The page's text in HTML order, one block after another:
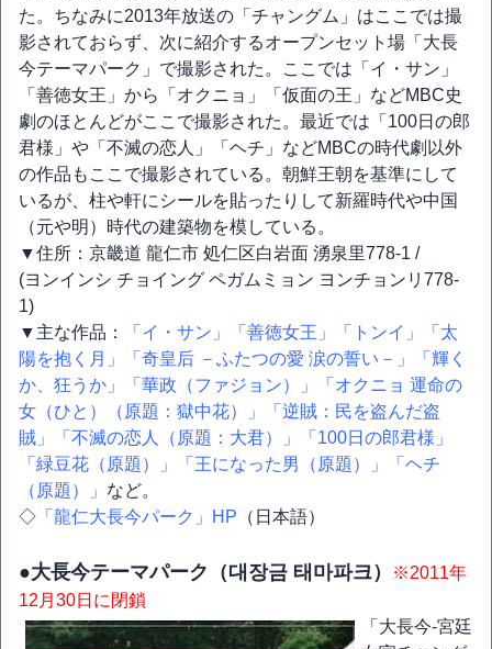
た。ちなみに2013年放送の「チャングム」はここでは撮
影されておらず、次に紹介するオープンセット場「大長
今テーマパーク」で撮影された。ここでは「イ・サン」
「善徳女王」から「オクニョ」「仮面の王」などMBC史
劇のほとんどがここで撮影された。最近では「100日の郎
君様」や「不滅の恋人」「ヘチ」などMBCの時代劇以外
の作品もここで撮影されている。朝鮮王朝を基準にして
いるが、柱や軒にシールを貼ったりして新羅時代や中国
（元や明）時代の建築物を模している。
▼住所：京畿道 龍仁市 処仁区白岩面 湧泉里778-1 /
(ヨンインシ チョイング ペガムミョン ヨンチョンリ778-
1)
▼主な作品：
「イ・サン」 「善徳女王」 「トンイ」
「太
陽を抱く月」
「奇皇后 －ふたつの愛 涙の誓い－」
「輝く
か、狂うか」
「華政（ファジョン）」
「オクニョ 運命の
女（ひと）（原題：獄中花）」
「逆賊：民を盗んだ盗
賊」
「不滅の恋人（原題：大君）」
「100日の郎君様」
「緑豆花（原題）」
「王になった男（原題）」
「ヘチ
（原題）」 など。
◇ 「龍仁大長今パーク」HP （日本語）
●大長今テーマパーク（대장금 태마파크）
※2011年
12月30日に閉鎖
「大長今-宮廷